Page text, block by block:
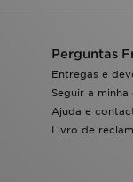
Perguntas
Entregas e
Seguir a minha
Ajuda e
Livro de